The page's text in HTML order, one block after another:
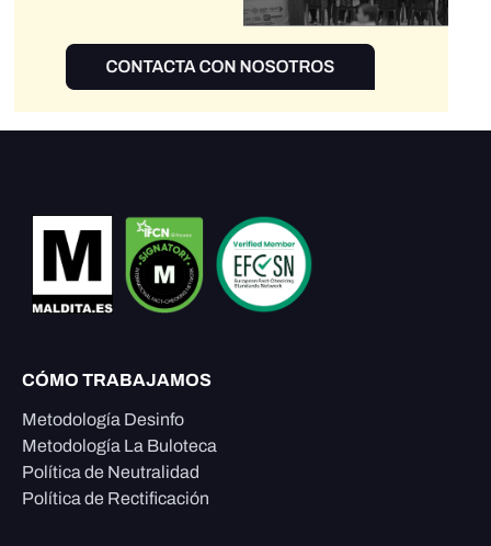
CÓMO TRABAJAMOS
Metodología Desinfo
Metodología La Buloteca
Política de Neutralidad
Política de Rectificación